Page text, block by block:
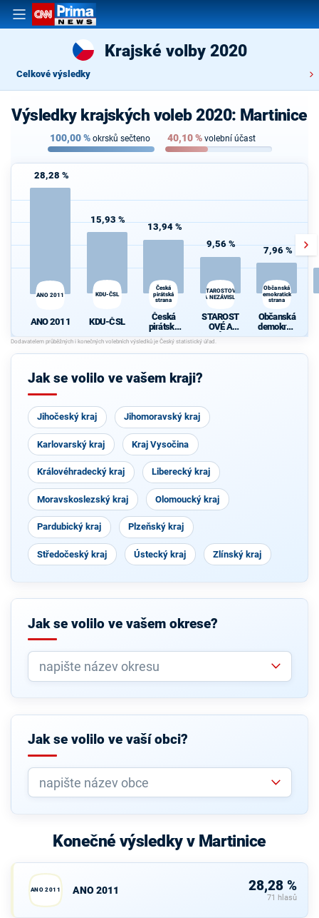
Krajské volby 2020
Celkové výsledky
Výsledky krajských voleb 2020: Martinice
100,00% okrsků sečteno 40,10% volební účast
28,28 %
ANO 2011
ANO 2011
15,93 %
KDU-ČSL
KDU-ČSL
13,94 %
Česká
pirátská
strana
Česká
pirátská
strana
9,56 %
STAROSTOVÉ
A NEZÁVISLÍ
STAROST
OVÉ A
NEZÁVISL
7,96 %
Občanská
demokratická
strana
Občanská
demokrati
cká strana
Jak se volilo ve vašem kraji?
Jihočeský kraj Jihomoravský kraj
Karlovarský kraj Kraj Vysočina
Královéhradecký kraj Liberecký kraj
Moravskoslezský kraj Olomoucký kraj
Pardubický kraj Plzeňský kraj
Středočeský kraj Ústecký kraj Zlínský kraj
Jak se volilo ve vašem okrese?
Jak se volilo ve vaší obci?
Konečné výsledky v Martinice
ANO 2011 ANO 2011 28,28 %
71 hlasů